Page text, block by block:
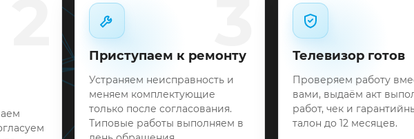
Приступаем к ремонту
Устраняем неисправность и
меняем комплектующие
только после согласования.
Типовые работы выполняем в
Телевизор готов
Проверяем работу
вами, выдаём акт
работ, чек и
талон до 12 месяцев.